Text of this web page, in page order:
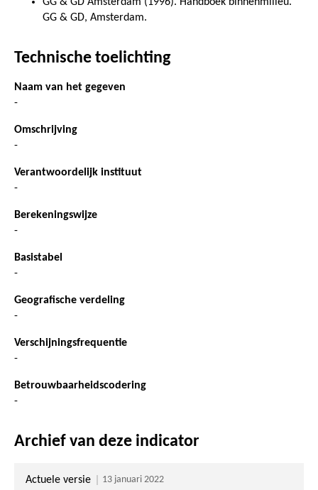
GG & GD, Amsterdam.
Technische toelichting
Naam van het gegeven
-
Omschrijving
-
Verantwoordelijk instituut
-
Berekeningswijze
-
Basistabel
-
Geografische verdeling
-
Verschijningsfrequentie
-
Betrouwbaarheidscodering
-
Archief van deze indicator
Actuele versie 13 januari 2022